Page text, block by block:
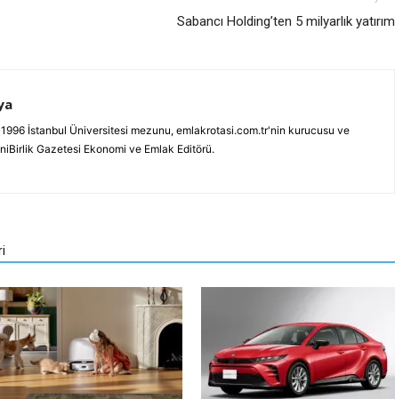
Sabancı Holding’ten 5 milyarlık yatırım
İstanbul Üniversitesi mezunu, emlakrotasi.com.tr'nin kurucusu ve
Gazetesi Ekonomi ve Emlak Editörü.